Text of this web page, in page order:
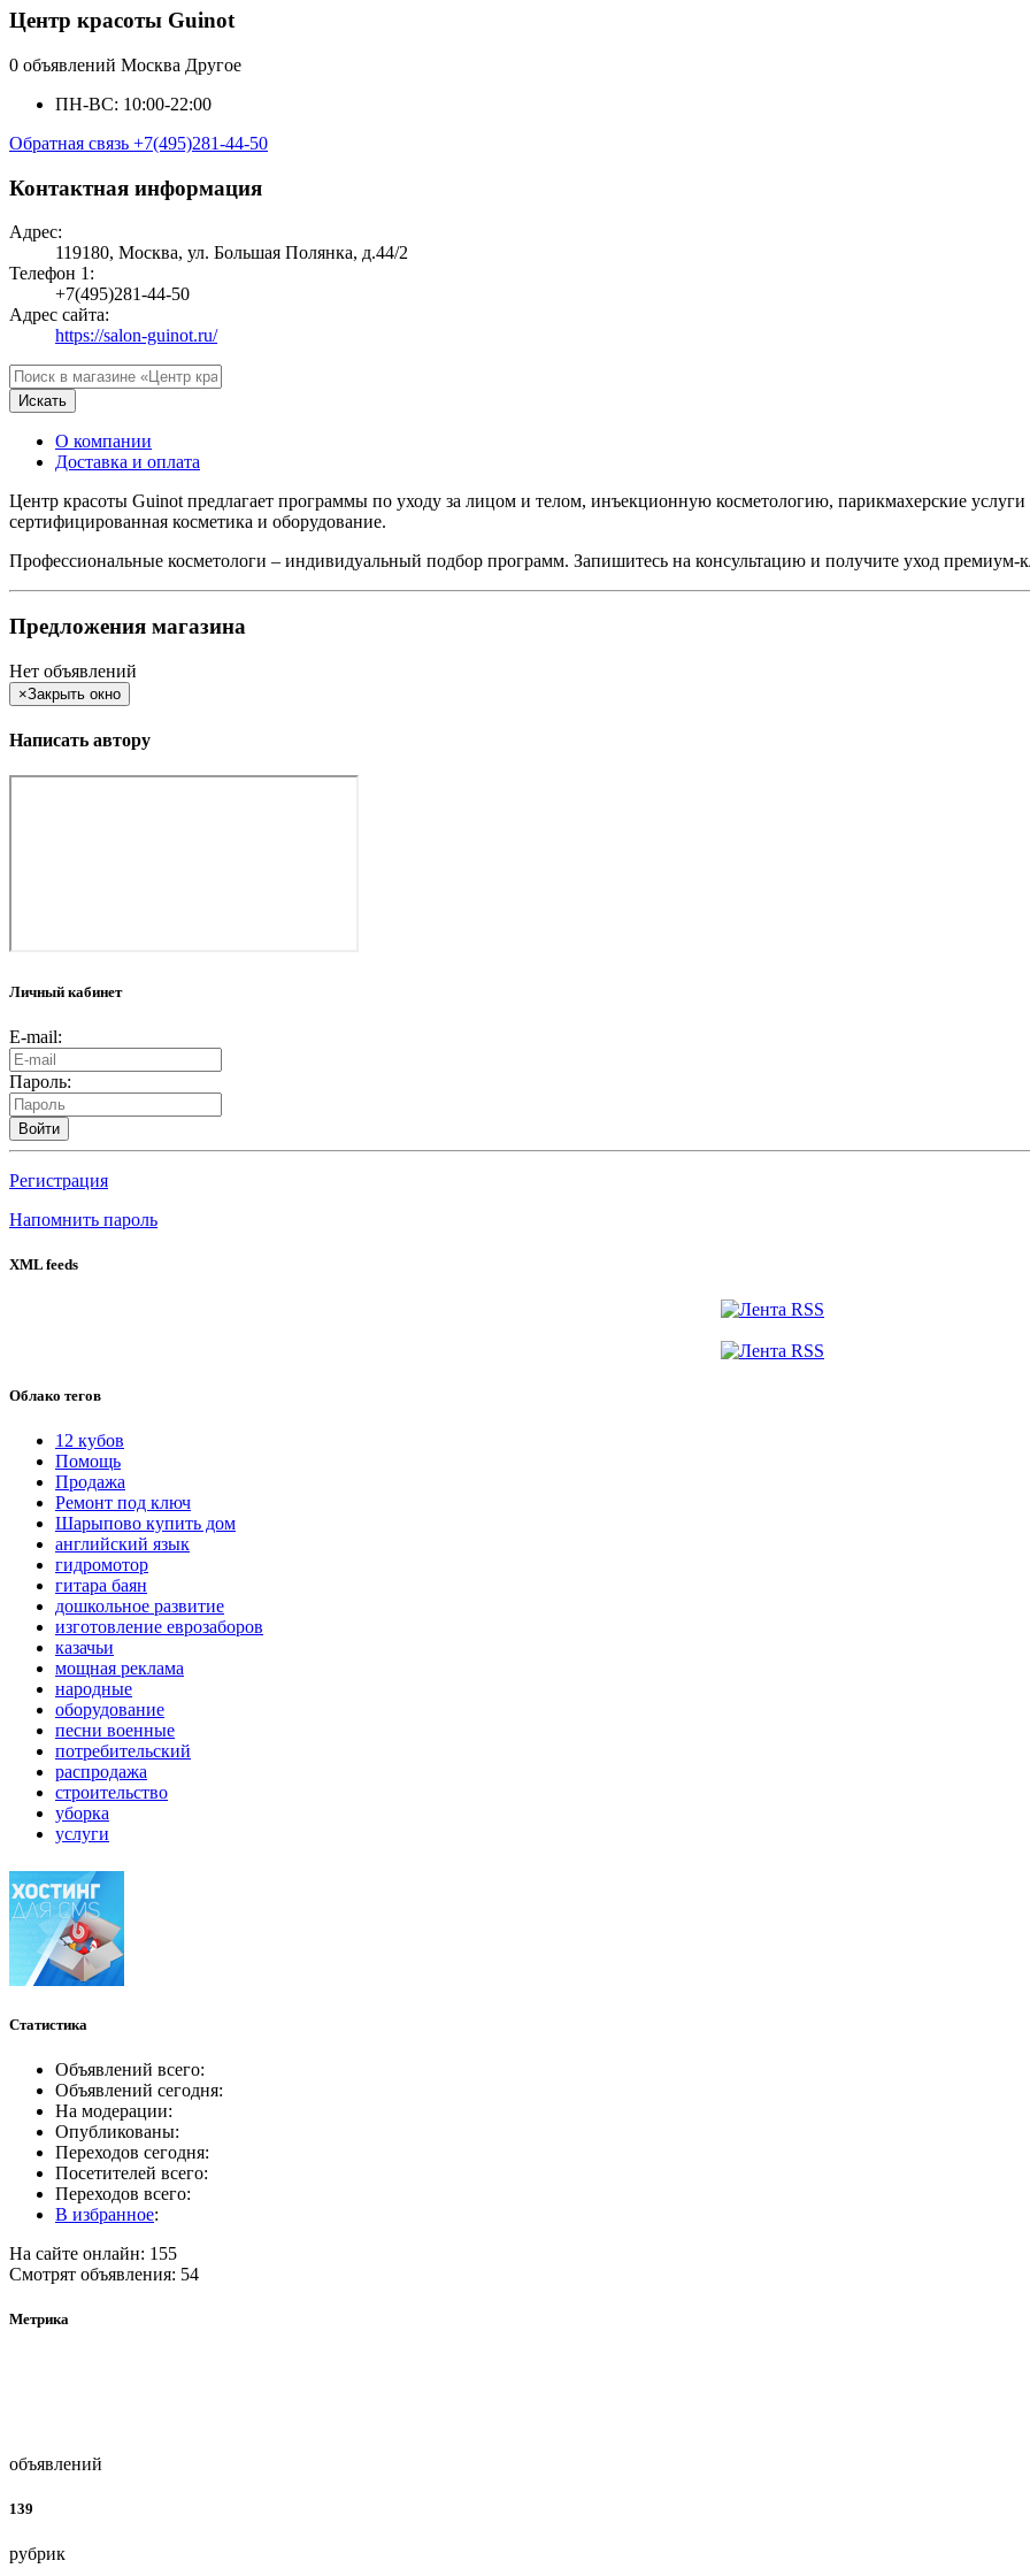
Центр красоты Guinot
0 объявлений Москва Другое
ПН-ВС: 10:00-22:00
Обратная связь +7(495)281-44-50
Контактная информация
Адрес:
119180, Москва, ул. Большая Полянка, д.44/2
Телефон 1:
+7(495)281-44-50
Адрес сайта:
https://salon-guinot.ru/
Искать
О компании
Доставка и оплата
Центр красоты Guinot предлагает программы по уходу за лицом и телом, инъекционную косметологию, парикмахерские
сертифицированная косметика и оборудование.
Профессиональные косметологи – индивидуальный подбор программ. Запишитесь на консультацию и получите уход премиум-
Предложения магазина
Нет объявлений
×Закрыть окно
Написать автору
Личный кабинет
E-mail:
Пароль:
Войти
Регистрация
Напомнить пароль
XML feeds
Облако тегов
12 кубов
Помощь
Продажа
Ремонт под ключ
Шарыпово купить дом
английский язык
гидромотор
гитара баян
дошкольное развитие
изготовление еврозаборов
казачьи
мощная реклама
народные
оборудование
песни военные
потребительский
распродажа
строительство
уборка
услуги
Статистика
Объявлений всего:
Объявлений сегодня:
На модерации:
Опубликованы:
Переходов сегодня:
Посетителей всего:
Переходов всего:
В избранное:
На сайте онлайн: 155
Смотрят объявления: 54
Метрика
объявлений
139
рубрик